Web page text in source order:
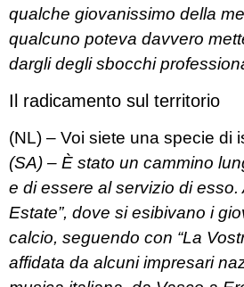
qualche giovanissimo della
qualcuno poteva davvero
dargli degli sbocchi
Il radicamento sul territorio
(NL) – Voi siete una specie di
(SA) – È stato un cammino
e di essere al servizio di
Estate”, dove si esibivano i
calcio, seguendo con “La
affidata da alcuni impresari